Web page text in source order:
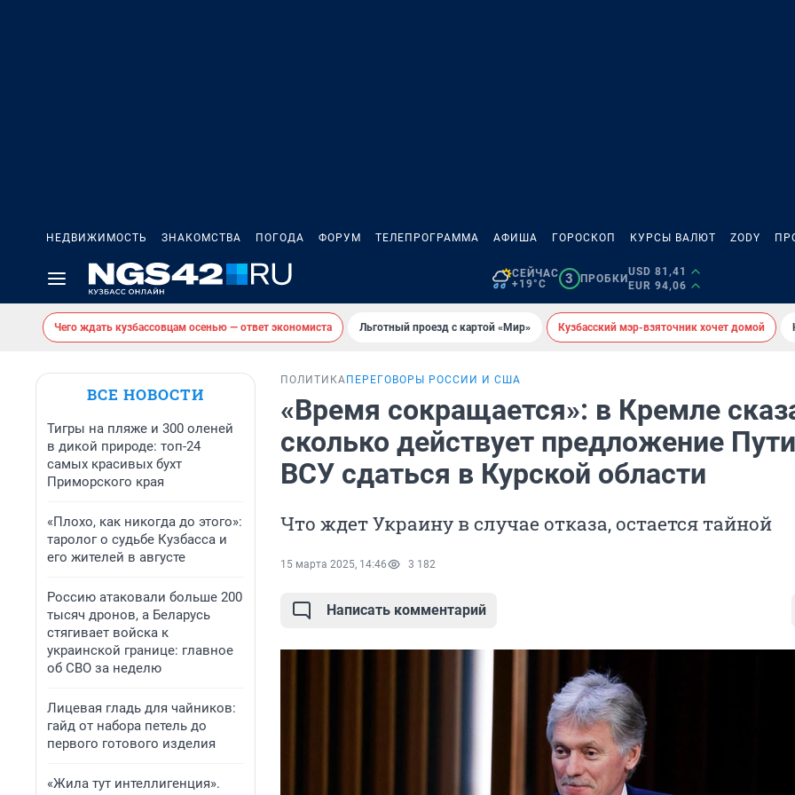
НЕДВИЖИМОСТЬ ЗНАКОМСТВА ПОГОДА ФОРУМ ТЕЛЕПРОГРАММА АФИША ГОРОСКОП КУРСЫ ВАЛЮТ ZODY
СЕЙЧАС
+19°C
3 ПРОБКИ
USD 81,41
EUR 94,06
Чего ждать кузбассовцам осенью — ответ экономиста Льготный проезд с картой «Мир» Кузбасский мэр-взяточник хочет домой
ВСЕ НОВОСТИ
Тигры на пляже и 300 оленей
в дикой природе: топ-24
самых красивых бухт
Приморского края
«Плохо, как никогда до этого»:
таролог о судьбе Кузбасса и
его жителей в августе
Россию атаковали больше 200
тысяч дронов, а Беларусь
стягивает войска к
украинской границе: главное
об СВО за неделю
Лицевая гладь для чайников:
гайд от набора петель до
первого готового изделия
«Жила тут интеллигенция».
ПОЛИТИКА ПЕРЕГОВОРЫ РОССИИ И США
«Время сокращается»: в Кремле
сколько действует предложение
ВСУ сдаться в Курской области
Что ждет Украину в случае отказа, остается тайной
15 марта 2025, 14:46 3 182
Написать комментарий